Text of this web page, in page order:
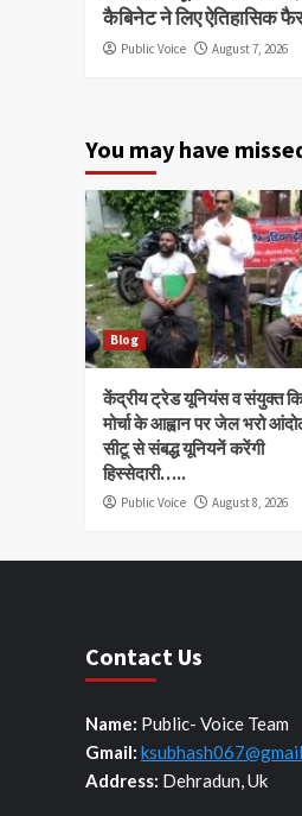
कैबिनेट ने लिए ऐतिहासिक
Public Voice August 7, 2026
You may have
Blog
केंद्रीय ट्रेड यूनियंस व संयुक्त
मोर्चा के आह्वान पर जेल भरो
सीटू से संबद्ध यूनियनें करेंगी
हिस्सेदारी…..
Public Voice August 8, 2026
Contact Us
Name: Public- Voice Team
Gmail:
Address: Dehradun, Uk